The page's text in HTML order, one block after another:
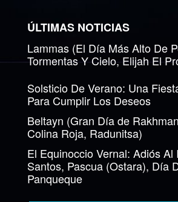
ÚLTIMAS NOTICIAS
Lammas (El Día Más Alto De
Tormentas Y Cielo, Elijah El
Solsticio De Verano: Una
Para Cumplir Los Deseos
Beltayn (Gran Día de
Colina Roja, Radunitsa)
El Equinoccio Vernal: Adiós Al
Santos, Pascua (Ostara), Día
Panqueque